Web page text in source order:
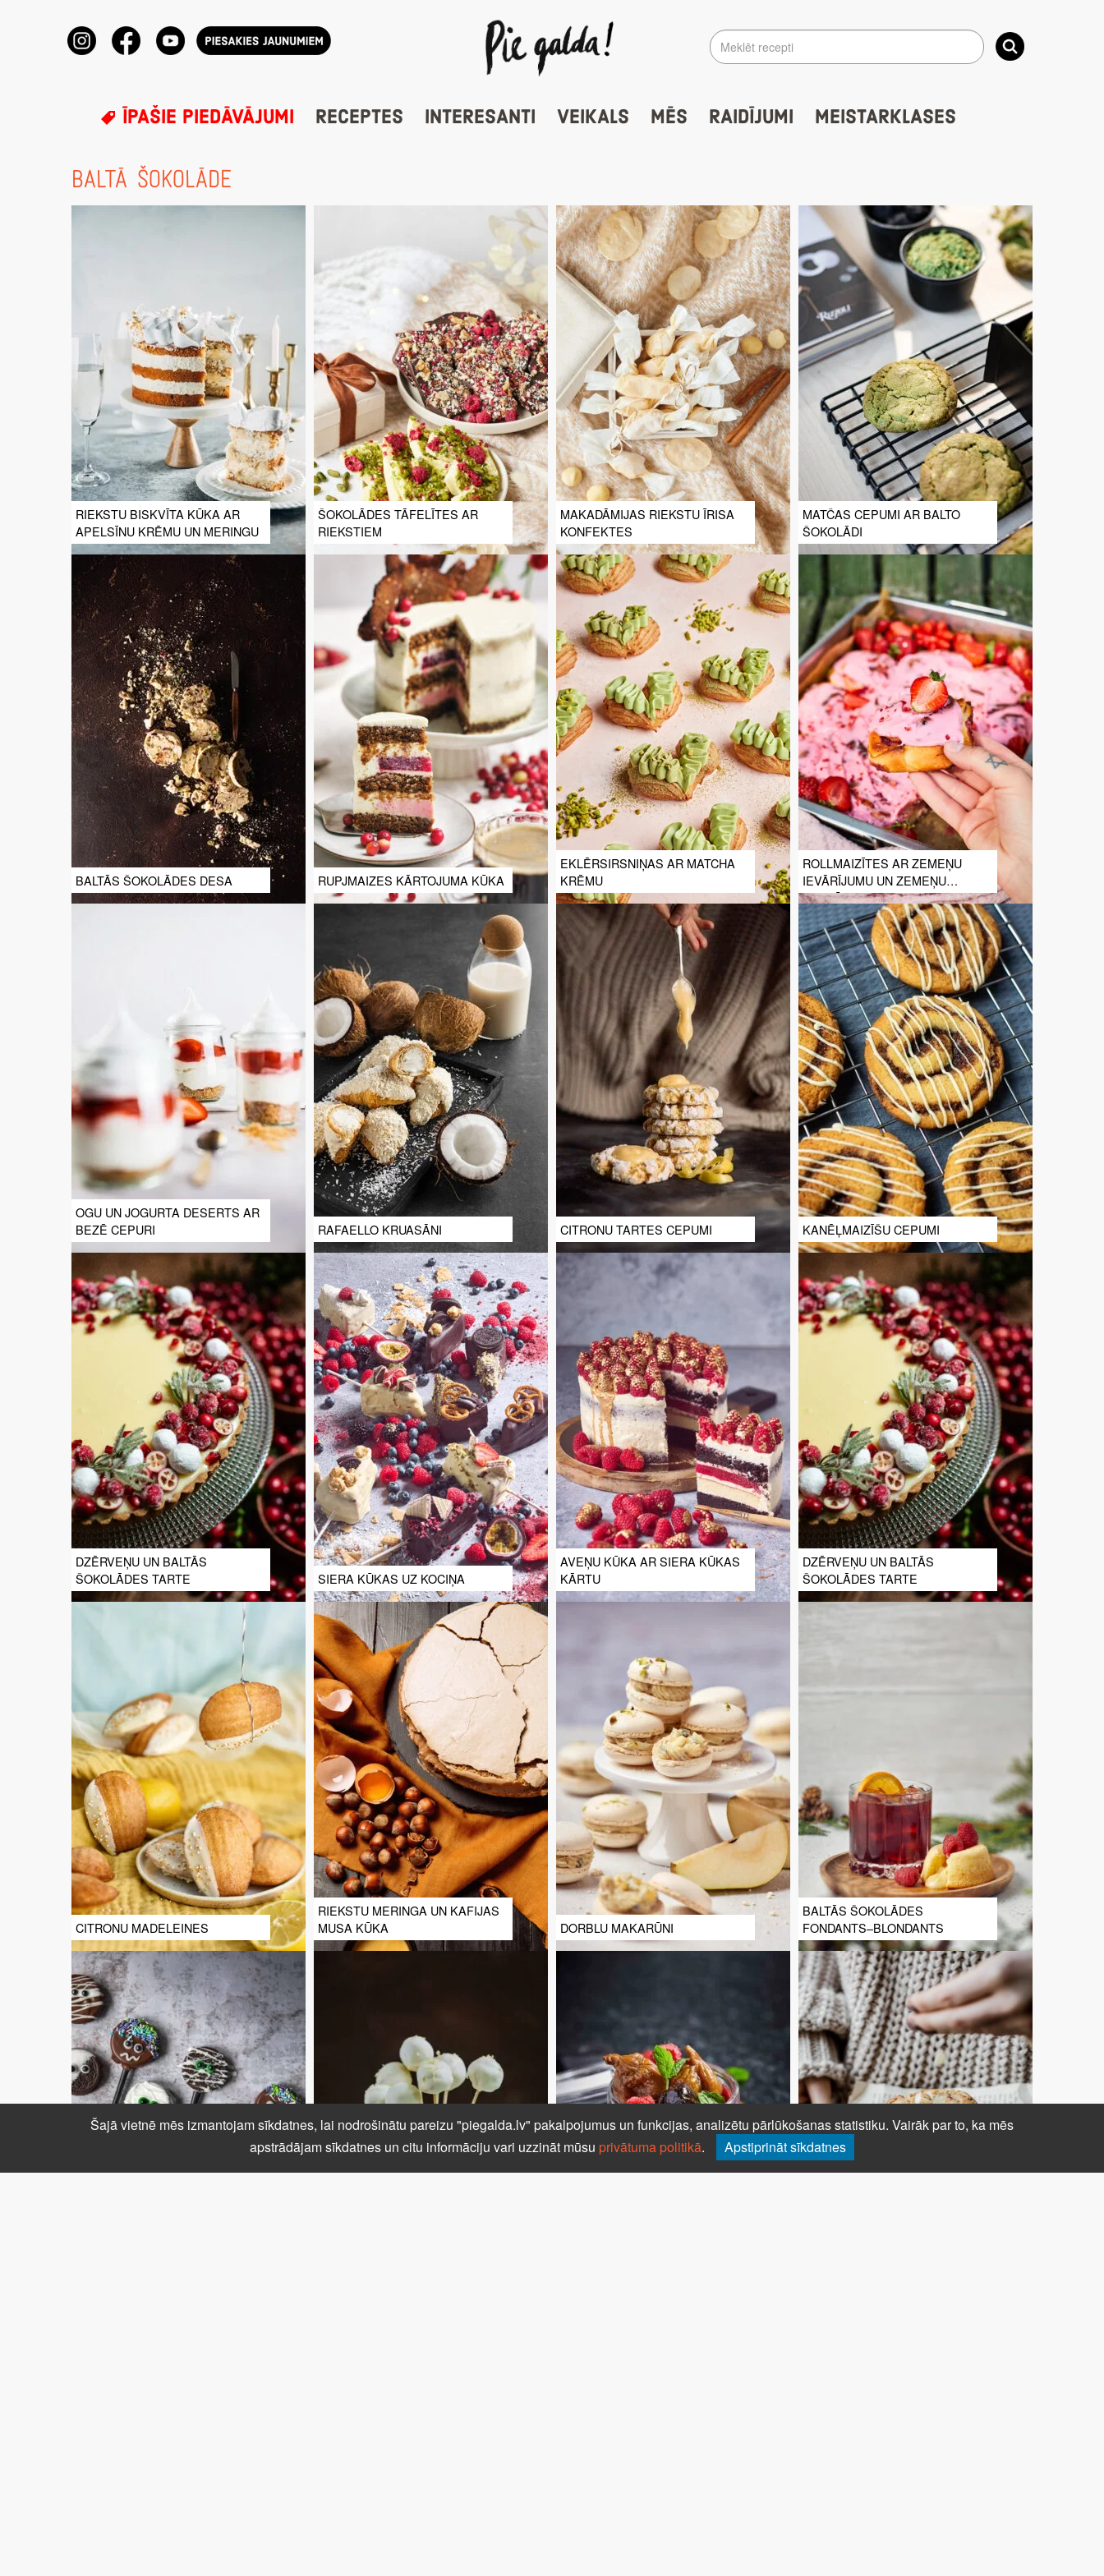
ĪPAŠIE PIEDĀVĀJUMI RECEPTES INTERESANTI VEIKALS MĒS RAIDĪJUMI MEISTARKLASES
BALTĀ ŠOKOLĀDE
RIEKSTU BISKVĪTA KŪKA AR
APELSĪNU KRĒMU UN MERINGU
ŠOKOLĀDES TĀFELĪTES AR
RIEKSTIEM
MAKADĀMIJAS RIEKSTU ĪRISA
KONFEKTES
MATČAS CEPUMI AR BALTO
ŠOKOLĀDI
BALTĀS ŠOKOLĀDES DESA RUPJMAIZES KĀRTOJUMA KŪKA
EKLĒRSIRSNIŅAS AR MATCHA
KRĒMU
ROLLMAIZĪTES AR ZEMEŅU
IEVĀRĪJUMU UN ZEMEŅU
GLAZŪRU
OGU UN JOGURTA DESERTS AR
BEZĒ CEPURI
RAFAELLO KRUASĀNI CITRONU TARTES CEPUMI KANĒĻMAIZĪŠU CEPUMI
DZĒRVEŅU UN BALTĀS
ŠOKOLĀDES TARTE
SIERA KŪKAS UZ KOCIŅA
AVEŅU KŪKA AR SIERA KŪKAS
KĀRTU
DZĒRVEŅU UN BALTĀS
ŠOKOLĀDES TARTE
CITRONU MADELEINES
RIEKSTU MERINGA UN KAFIJAS
MUSA KŪKA
DORBLU MAKARŪNI
BALTĀS ŠOKOLĀDES
FONDANTS–BLONDANTS
Šajā vietnē mēs izmantojam sīkdatnes, lai nodrošinātu pareizu "piegalda.lv" pakalpojumus un funkcijas, analizētu pārlūkošanas statistiku. Vairāk par to, ka mēs
apstrādājam sīkdatnes un citu informāciju vari uzzināt mūsu privātuma politikā. Apstiprināt sīkdatnes